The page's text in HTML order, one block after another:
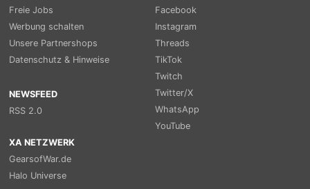
Freie Jobs
Werbung schalten
Unsere Partnershops
Datenschutz & Hinweise
NEWSFEED
RSS 2.0
Facebook
Instagram
Threads
TikTok
Twitch
Twitter/X
WhatsApp
YouTube
XA NETZWERK
GearsofWar.de
Halo Universe